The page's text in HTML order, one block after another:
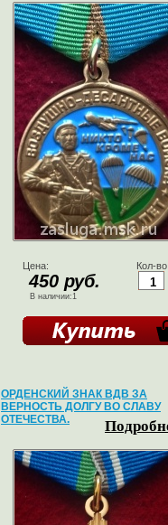
Цена:
450 руб.
В наличии:1
Кол-
ОРДЕНСКИЙ ЗНАК ВДВ ЗА
ВЕРНОСТЬ ДОЛГУ ВО СЛАВУ
ОТЕЧЕСТВА.